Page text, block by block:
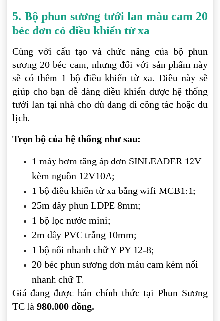
5. Bộ phun sương tưới lan màu cam 20
béc đơn có điều khiển từ xa
Cùng với cấu tạo và chức năng của bộ phun
sương 20 béc cam, nhưng đối với sản phẩm này
sẽ có thêm 1 bộ điều khiển từ xa. Điều này sẽ
giúp cho bạn dễ dàng điều khiển được hệ thống
tưới lan tại nhà cho dù đang đi công tác hoặc du
lịch.
Trọn bộ của hệ thống như sau:
1 máy bơm tăng áp đơn SINLEADER 12V
kèm nguồn 12V10A;
1 bộ điều khiển từ xa bằng wifi MCB1:1;
25m dây phun LDPE 8mm;
1 bộ lọc nước mini;
2m dây PVC trắng 10mm;
1 bộ nối nhanh chữ Y PY 12-8;
20 béc phun sương đơn màu cam kèm nối
nhanh chữ T.
Giá đang được bán chính thức tại Phun Sương
TC là 980.000 đồng.